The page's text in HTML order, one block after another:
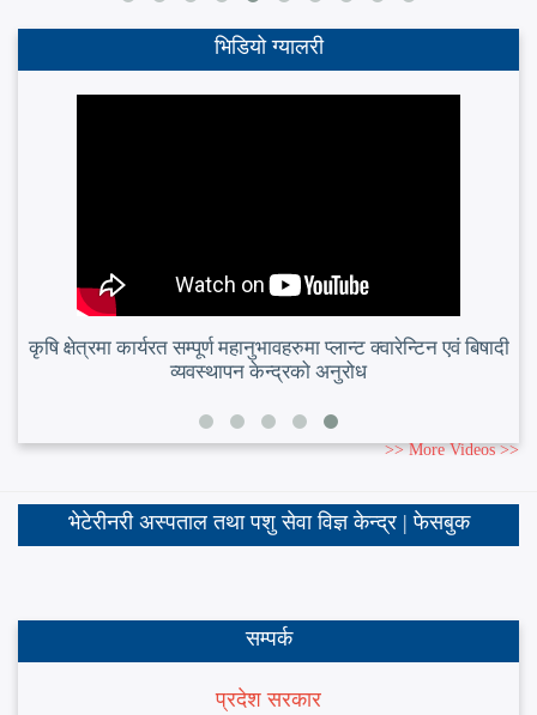
भिडियो ग्यालरी
कृषि क्षेत्रमा कार्यरत सम्पूर्ण महानुभावहरुमा प्लान्ट क्वारेन्टिन एवं बिषादी
व्यवस्थापन केन्द्रको अनुरोध
>> More Videos >>
भेटेरीनरी अस्पताल तथा पशु सेवा विज्ञ केन्द्र | फेसबुक
सम्पर्क
प्रदेश सरकार